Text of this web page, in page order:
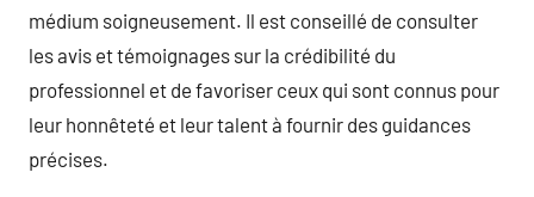
médium soigneusement. Il est conseillé de consulter
les avis et témoignages sur la crédibilité du
professionnel et de favoriser ceux qui sont connus pour
leur honnêteté et leur talent à fournir des guidances
précises.